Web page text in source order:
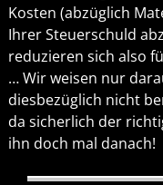
Kosten (abzüglich
Ihrer Steuerschuld
reduzieren sich also
… Wir weisen nur
diesbezüglich nicht
da sicherlich der
ihn doch mal danach!